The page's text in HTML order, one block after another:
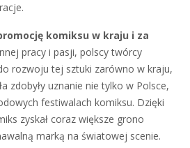
komiksu w kraju i za
pracy i pasji, polscy twórcy
rozwoju tej sztuki zarówno w kraju,
zdobyły uznanie nie tylko w Polsce,
festiwalach komiksu. Dzięki
zyskał coraz większe grono
marką na światowej scenie.